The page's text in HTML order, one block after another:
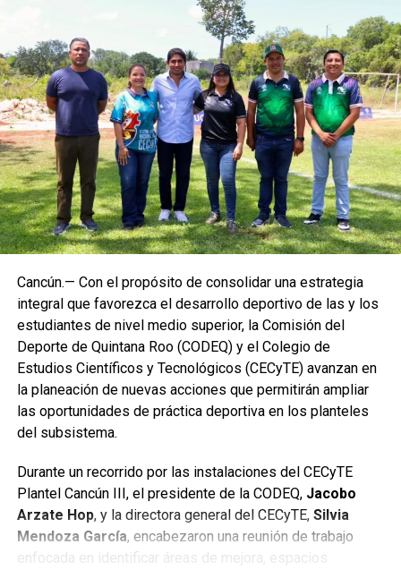
Cancún.— Con el propósito de consolidar una estrategia
integral que favorezca el desarrollo deportivo de las y los
estudiantes de nivel medio superior, la Comisión del
Deporte de Quintana Roo (CODEQ) y el Colegio de
Estudios Científicos y Tecnológicos (CECyTE) avanzan en
la planeación de nuevas acciones que permitirán ampliar
las oportunidades de práctica deportiva en los planteles
del subsistema.
Durante un recorrido por las instalaciones del CECyTE
Plantel Cancún III, el presidente de la CODEQ, Jacobo
Arzate Hop, y la directora general del CECyTE, Silvia
Mendoza García, encabezaron una reunión de trabajo
enfocada en identificar áreas de mejora, espacios